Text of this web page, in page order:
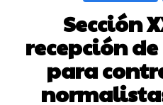
Sección
recepción
para